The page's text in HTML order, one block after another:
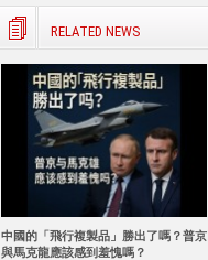
RELATED NEWS
中國的「飛行複製品」勝出了嗎？普京
與馬克龍應該感到羞愧嗎？